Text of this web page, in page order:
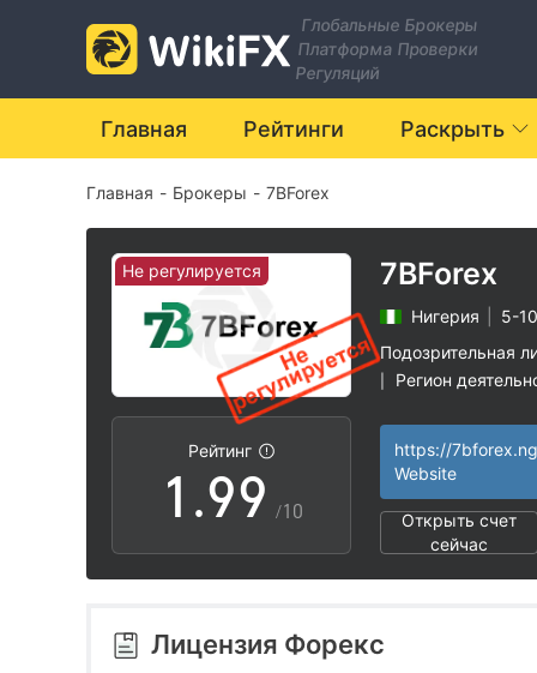
Глобальные Брокеры
Платформа Проверки
Регуляций
Главная Рейтинги Раскрыть
Главная - Брокеры - 7BForex
Не регулируется
Рейтинг
0
1
2
3
.
3
4
5
6
7
8
9
3
4
5
6
7
8
9 /10
7BForex
Нигерия
5-
Подозрительная
Регион
https://7bforex.ng
Website
Открыть счет
сейчас
Лицензия Форекс